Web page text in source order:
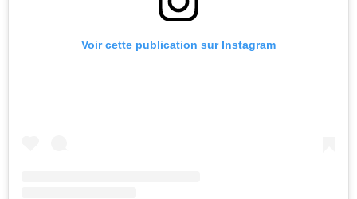
Voir cette publication sur Instagram